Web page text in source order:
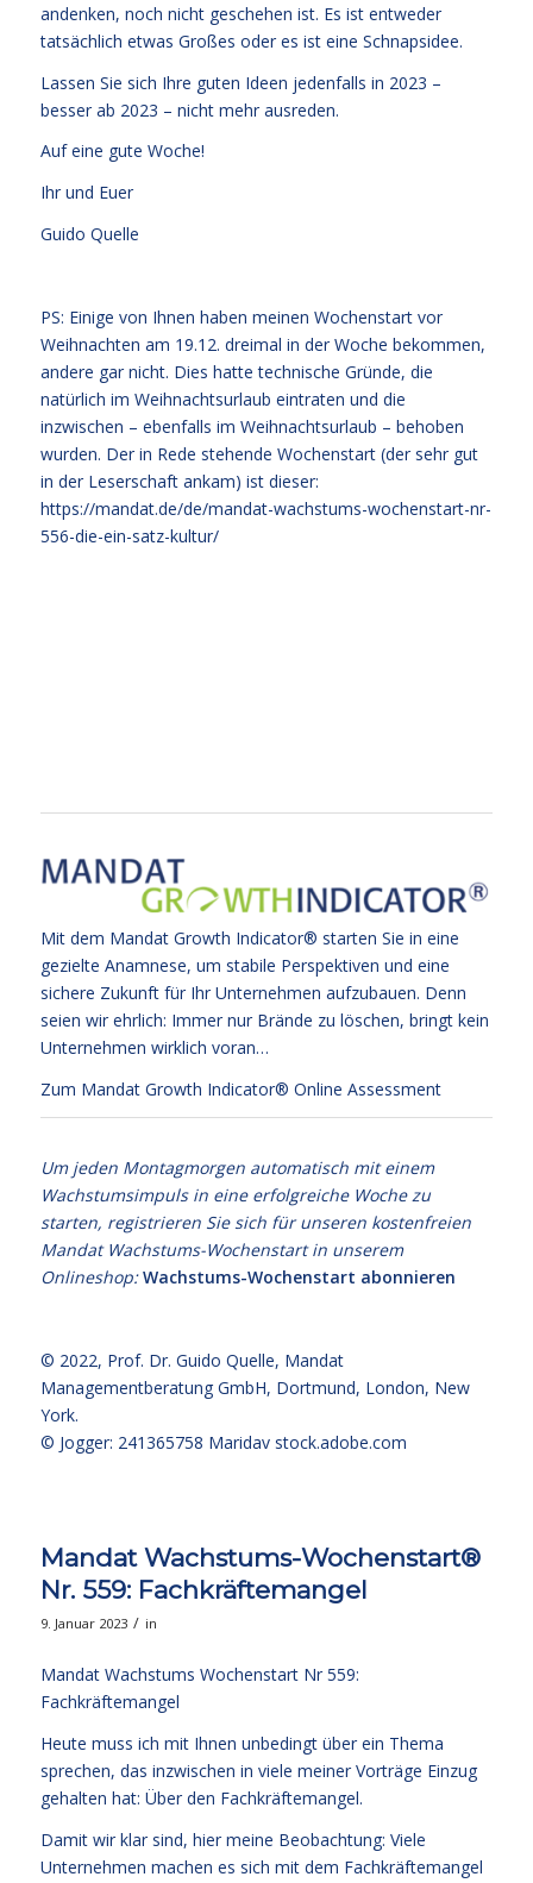
andenken, noch nicht geschehen ist. Es ist entweder
tatsächlich etwas Großes oder es ist eine Schnapsidee.
Lassen Sie sich Ihre guten Ideen jedenfalls in 2023 –
besser ab 2023 – nicht mehr ausreden.
Auf eine gute Woche!
Ihr und Euer
Guido Quelle
PS: Einige von Ihnen haben meinen Wochenstart vor
Weihnachten am 19.12. dreimal in der Woche bekommen,
andere gar nicht. Dies hatte technische Gründe, die
natürlich im Weihnachtsurlaub eintraten und die
inzwischen – ebenfalls im Weihnachtsurlaub – behoben
wurden. Der in Rede stehende Wochenstart (der sehr gut
in der Leserschaft ankam) ist dieser:
https://mandat.de/de/mandat-wachstums-wochenstart-nr-
556-die-ein-satz-kultur/
Mit dem Mandat Growth Indicator® starten Sie in eine
gezielte Anamnese, um stabile Perspektiven und eine
sichere Zukunft für Ihr Unternehmen aufzubauen. Denn
seien wir ehrlich: Immer nur Brände zu löschen, bringt kein
Unternehmen wirklich voran…
Zum Mandat Growth Indicator® Online Assessment
Um jeden Montagmorgen automatisch mit einem
Wachstumsimpuls in eine erfolgreiche Woche zu
starten, registrieren Sie sich für unseren kostenfreien
Mandat Wachstums-Wochenstart in unserem
Onlineshop:Wachstums-Wochenstart abonnieren
© 2022, Prof. Dr. Guido Quelle, Mandat
Managementberatung GmbH, Dortmund, London, New
York.
© Jogger: 241365758 Maridav stock.adobe.com
Mandat Wachstums-Wochenstart®
Nr. 559: Fachkräftemangel
9. Januar 2023 / in
Mandat Wachstums Wochenstart Nr 559:
Fachkräftemangel
Heute muss ich mit Ihnen unbedingt über ein Thema
sprechen, das inzwischen in viele meiner Vorträge Einzug
gehalten hat: Über den Fachkräftemangel.
Damit wir klar sind, hier meine Beobachtung: Viele
Unternehmen machen es sich mit dem Fachkräftemangel